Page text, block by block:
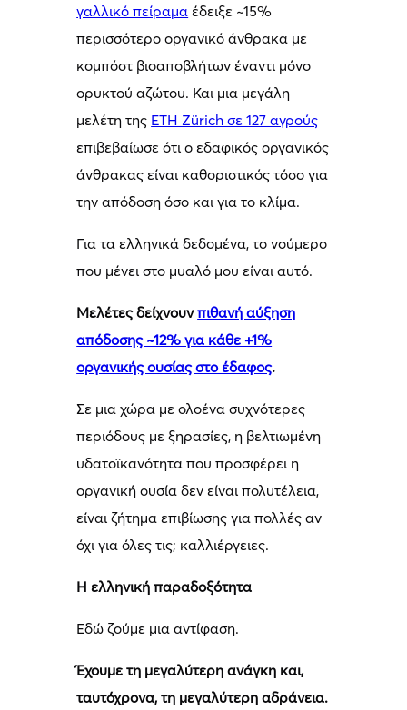
γαλλικό πείραμα έδειξε ~15%
περισσότερο οργανικό άνθρακα με
κομπόστ βιοαποβλήτων έναντι μόνο
ορυκτού αζώτου. Και μια μεγάλη
μελέτη της ETH Zürich σε 127 αγρούς
επιβεβαίωσε ότι ο εδαφικός οργανικός
άνθρακας είναι καθοριστικός τόσο για
την απόδοση όσο και για το κλίμα.
Για τα ελληνικά δεδομένα, το νούμερο
που μένει στο μυαλό μου είναι αυτό.
Μελέτες δείχνουνπιθανή αύξηση
απόδοσης ~12% για κάθε +1%
οργανικής ουσίας στο έδαφος.
Σε μια χώρα με ολοένα συχνότερες
περιόδους με ξηρασίες, η βελτιωμένη
υδατοϊκανότητα που προσφέρει η
οργανική ουσία δεν είναι πολυτέλεια,
είναι ζήτημα επιβίωσης για πολλές αν
όχι για όλες τις; καλλιέργειες.
Η ελληνική παραδοξότητα
Εδώ ζούμε μια αντίφαση.
Έχουμε τη μεγαλύτερη ανάγκη και,
ταυτόχρονα, τη μεγαλύτερη αδράνεια.